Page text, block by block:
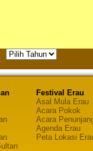
Festival Erau
Asal Mula Erau
Acara Pokok
Acara
Agenda Erau
Peta Lokasi